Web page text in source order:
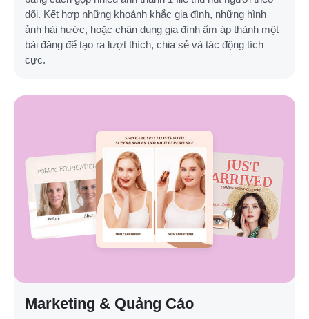
dõi. Kết hợp những khoảnh khắc gia đình, những hình
ảnh hài hước, hoặc chân dung gia đình ấm áp thành một
bài đăng để tạo ra lượt thích, chia sẻ và tác động tích
cực.
Marketing & Quảng Cáo